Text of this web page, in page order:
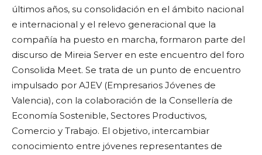
últimos años, su consolidación en el ámbito nacional
e internacional y el relevo generacional que la
compañía ha puesto en marcha, formaron parte del
discurso de Mireia Server en este encuentro del foro
Consolida Meet. Se trata de un punto de encuentro
impulsado por AJEV (Empresarios Jóvenes de
Valencia), con la colaboración de la Consellería de
Economía Sostenible, Sectores Productivos,
Comercio y Trabajo. El objetivo, intercambiar
conocimiento entre jóvenes representantes de